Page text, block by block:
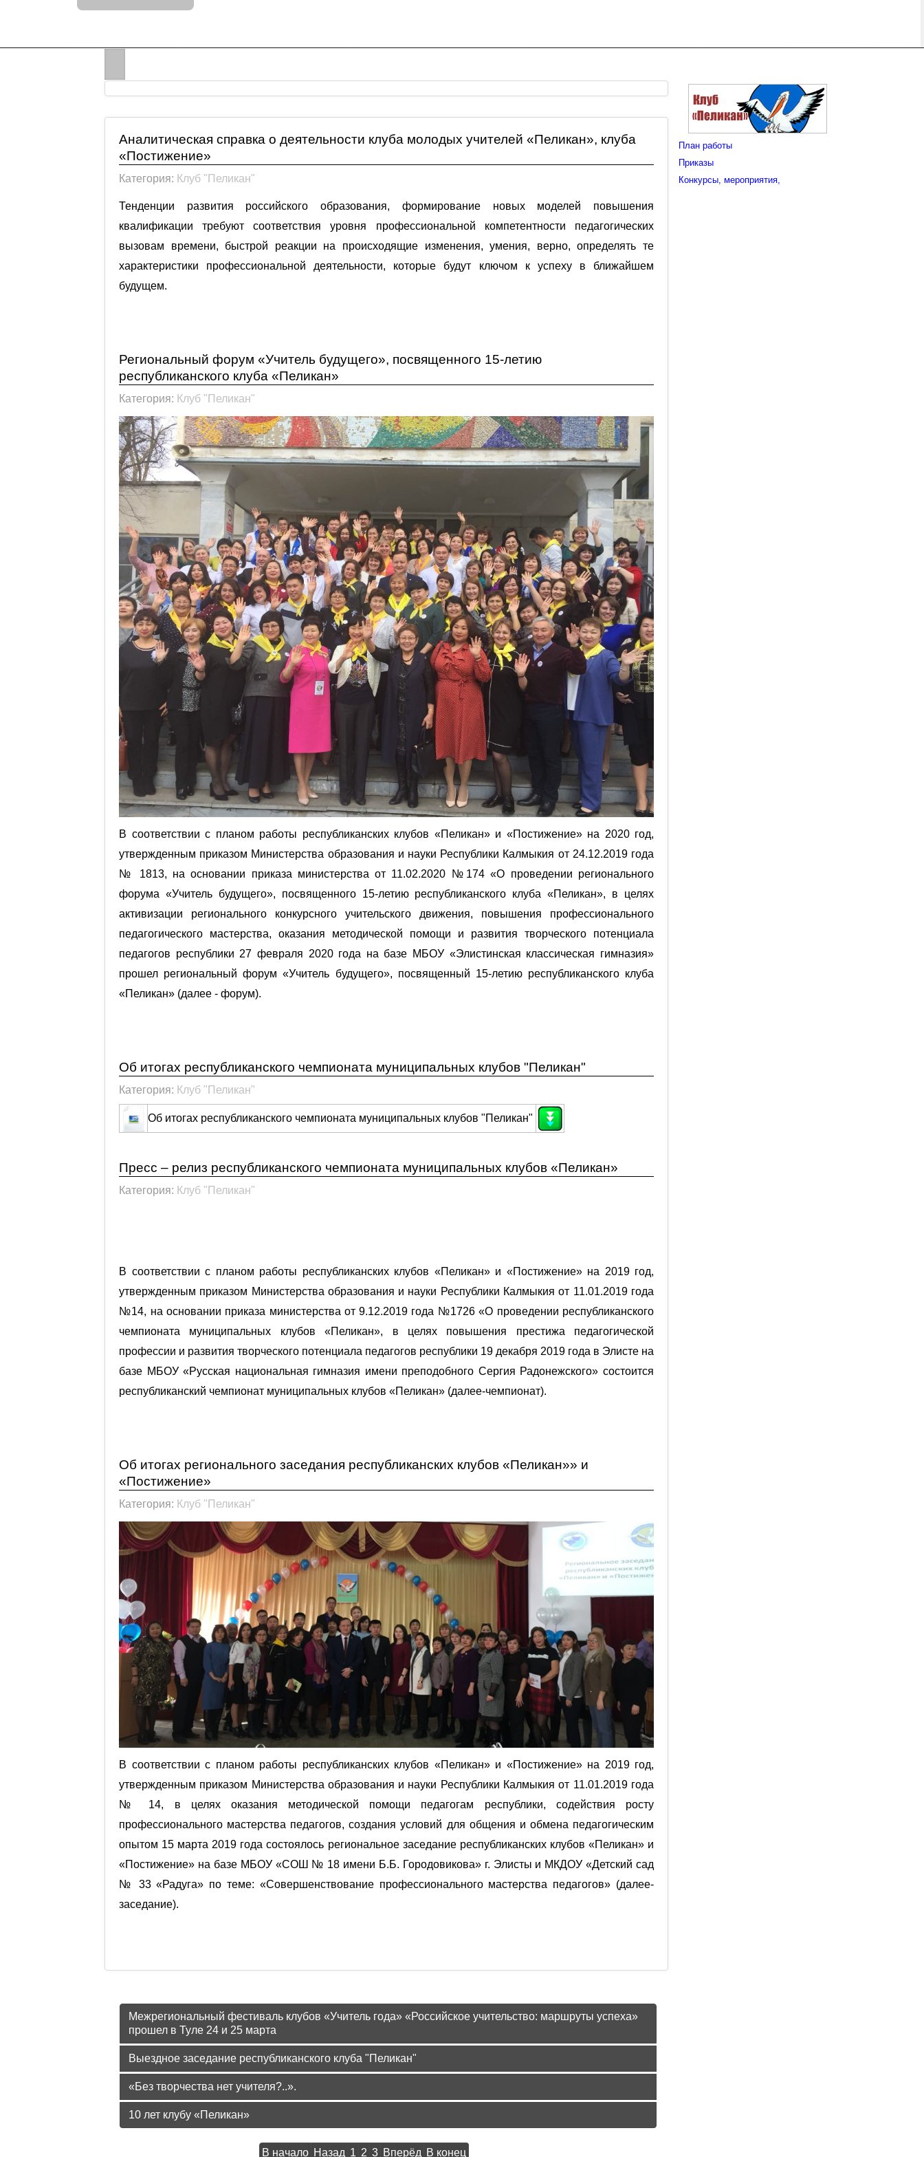
Аналитическая справка о деятельности клуба молодых учителей «Пеликан», клуба
«Постижение»
Категория: Клуб "Пеликан"
Тенденции развития российского образования, формирование новых моделей повышения
квалификации требуют соответствия уровня профессиональной компетентности педагогических
вызовам времени, быстрой реакции на происходящие изменения, умения, верно, определять те
характеристики профессиональной деятельности, которые будут ключом к успеху в ближайшем
будущем.
Региональный форум «Учитель будущего», посвященного 15-летию
республиканского клуба «Пеликан»
Категория: Клуб "Пеликан"
В соответствии с планом работы республиканских клубов «Пеликан» и «Постижение» на 2020 год,
утвержденным приказом Министерства образования и науки Республики Калмыкия от 24.12.2019 года
№ 1813, на основании приказа министерства от 11.02.2020 №174 «О проведении регионального
форума «Учитель будущего», посвященного 15-летию республиканского клуба «Пеликан», в целях
активизации регионального конкурсного учительского движения, повышения профессионального
педагогического мастерства, оказания методической помощи и развития творческого потенциала
педагогов республики 27 февраля 2020 года на базе МБОУ «Элистинская классическая гимназия»
прошел региональный форум «Учитель будущего», посвященный 15-летию республиканского клуба
«Пеликан» (далее - форум).
Об итогах республиканского чемпионата муниципальных клубов "Пеликан"
Категория: Клуб "Пеликан"
Об итогах республиканского чемпионата муниципальных клубов "Пеликан"
Пресс – релиз республиканского чемпионата муниципальных клубов «Пеликан»
Категория: Клуб "Пеликан"
В соответствии с планом работы республиканских клубов «Пеликан» и «Постижение» на 2019 год,
утвержденным приказом Министерства образования и науки Республики Калмыкия от 11.01.2019 года
№14, на основании приказа министерства от 9.12.2019 года №1726 «О проведении республиканского
чемпионата муниципальных клубов «Пеликан», в целях повышения престижа педагогической
профессии и развития творческого потенциала педагогов республики 19 декабря 2019 года в Элисте на
базе МБОУ «Русская национальная гимназия имени преподобного Сергия Радонежского» состоится
республиканский чемпионат муниципальных клубов «Пеликан» (далее-чемпионат).
Об итогах регионального заседания республиканских клубов «Пеликан»» и
«Постижение»
Категория: Клуб "Пеликан"
В соответствии с планом работы республиканских клубов «Пеликан» и «Постижение» на 2019 год,
утвержденным приказом Министерства образования и науки Республики Калмыкия от 11.01.2019 года
№ 14, в целях оказания методической помощи педагогам республики, содействия росту
профессионального мастерства педагогов, создания условий для общения и обмена педагогическим
опытом 15 марта 2019 года состоялось региональное заседание республиканских клубов «Пеликан» и
«Постижение» на базе МБОУ «СОШ № 18 имени Б.Б. Городовикова» г. Элисты и МКДОУ «Детский сад
№ 33 «Радуга» по теме: «Совершенствование профессионального мастерства педагогов» (далее-
заседание).
Межрегиональный фестиваль клубов «Учитель года» «Российское учительство: маршруты успеха»
прошел в Туле 24 и 25 марта
Выездное заседание республиканского клуба "Пеликан"
«Без творчества нет учителя?..».
10 лет клубу «Пеликан»
В начало Назад 1 2 3 Вперёд В конец
План работы
Приказы
Конкурсы, мероприятия